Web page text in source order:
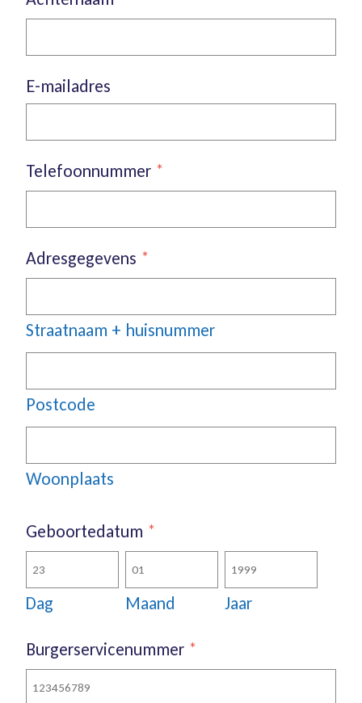
E-mailadres
Telefoonnummer *
Adresgegevens *
Straatnaam + huisnummer
Postcode
Woonplaats
Geboortedatum *
Dag Maand Jaar
Burgerservicenummer *